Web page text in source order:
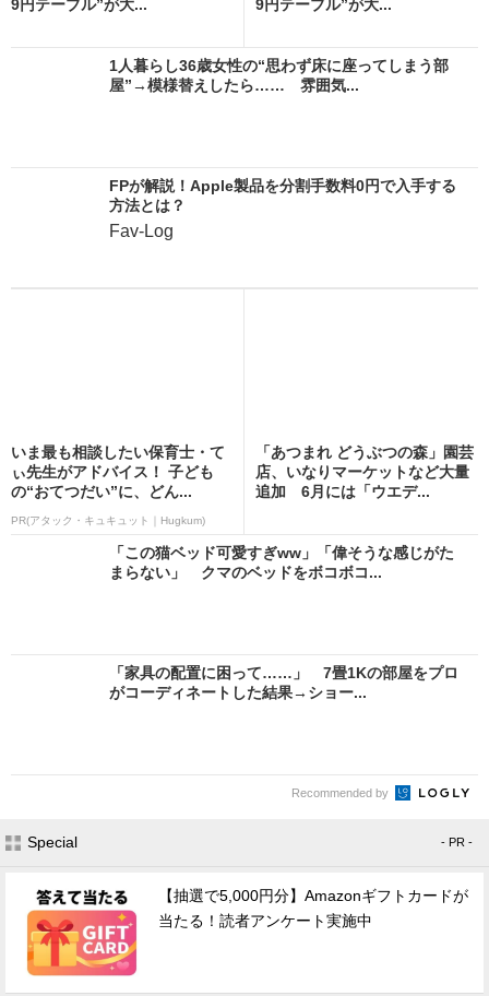
9円テーブル”が大...
9円テーブル”が大...
1人暮らし36歳女性の“思わず床に座ってしまう部
屋”→模様替えしたら…… 雰囲気...
FPが解説！Apple製品を分割手数料0円で入手する
方法とは？
Fav-Log
いま最も相談したい保育士・て
ぃ先生がアドバイス！ 子ども
の“おてつだい”に、どん...
PR(アタック・キュキュット｜Hugkum)
「あつまれ どうぶつの森」園芸
店、いなりマーケットなど大量
追加 6月には「ウエデ...
「この猫ベッド可愛すぎww」「偉そうな感じがた
まらない」 クマのベッドをボコボコ...
「家具の配置に困って……」 7畳1Kの部屋をプロ
がコーディネートした結果→ショー...
Recommended by
Special - PR -
【抽選で5,000円分】Amazonギフトカードが
当たる！読者アンケート実施中